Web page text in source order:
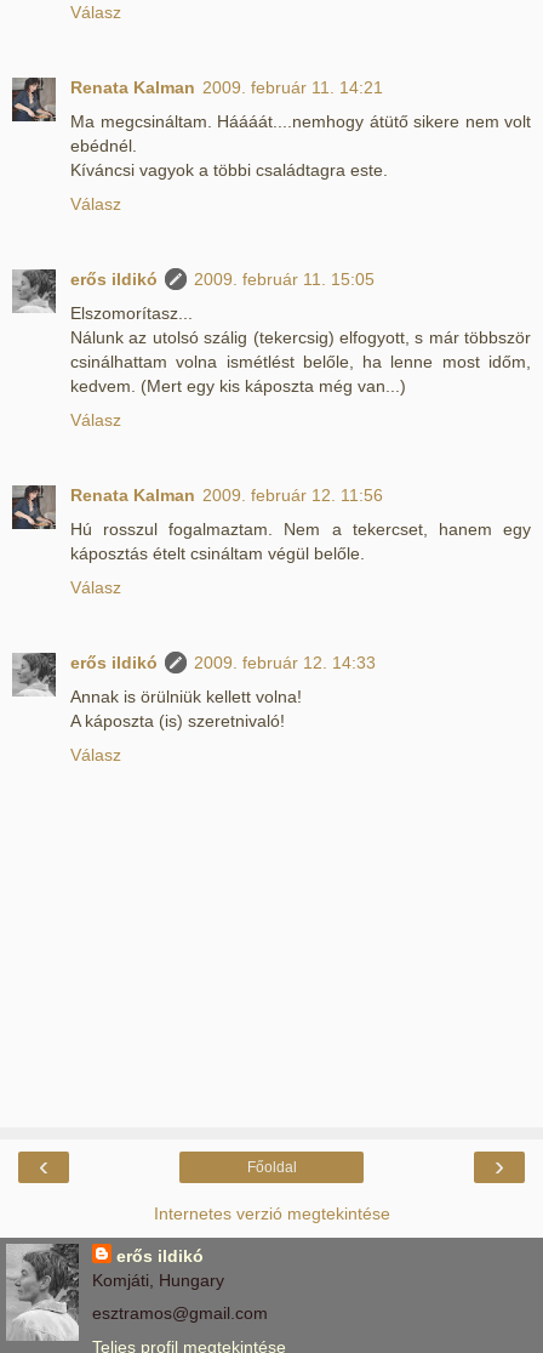
Válasz
Renata Kalman 2009. február 11. 14:21
Ma megcsináltam. Háááát....nemhogy átütő sikere nem volt
ebédnél.
Kíváncsi vagyok a többi családtagra este.
Válasz
erős ildikó
2009. február 11. 15:05
Elszomorítasz...
Nálunk az utolsó szálig (tekercsig) elfogyott, s már többször
csinálhattam volna ismétlést belőle, ha lenne most időm,
kedvem. (Mert egy kis káposzta még van...)
Válasz
Renata Kalman 2009. február 12. 11:56
Hú rosszul fogalmaztam. Nem a tekercset, hanem egy
káposztás ételt csináltam végül belőle.
Válasz
erős ildikó
2009. február 12. 14:33
Annak is örülniük kellett volna!
A káposzta (is) szeretnivaló!
Válasz
‹ ›
Főoldal
Internetes verzió megtekintése
erős ildikó
Komjáti, Hungary
esztramos@gmail.com
Teljes profil megtekintése